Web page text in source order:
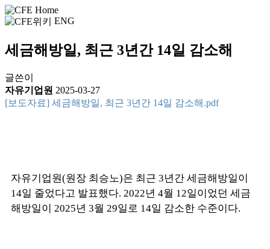
ENG
세금해방일, 최근 3년간 14일 감소해
글쓴이
자유기업원 2025-03-27
[보도자료] 세금해방일, 최근 3년간 14일 감소해.pdf
자유기업원(원장 최승노)은 최근 3년간 세금해방일이
14일 줄었다고 발표했다. 2022년 4월 12일이었던 세금
해방일이 2025년 3월 29일로 14일 감소한 수준이다.